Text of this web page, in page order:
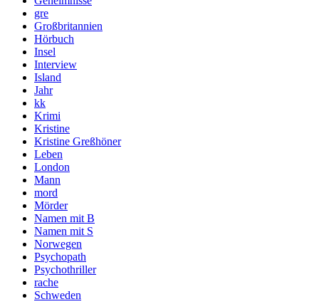
gre
Großbritannien
Hörbuch
Insel
Interview
Island
Jahr
kk
Krimi
Kristine
Kristine Greßhöner
Leben
London
Mann
mord
Mörder
Namen mit B
Namen mit S
Norwegen
Psychopath
Psychothriller
rache
Schweden